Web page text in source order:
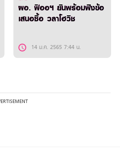
ผอ. ฟิออฯ ยันพร้อมฟังข้อ
เสนอซื้อ วลาโฮวิช
14 ม.ค. 2565 7:44 น.